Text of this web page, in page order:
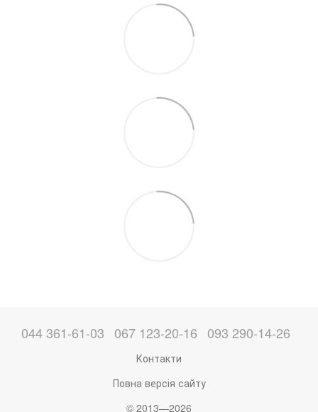
044 361-61-03 067 123-20-16 093 290-14-26
Контакти
Повна версія сайту
© 2013—2026